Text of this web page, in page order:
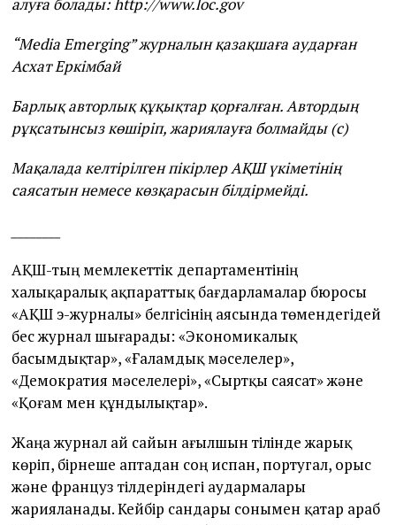
алуға болады:http://www.loc.gov
“Media Emerging” журналын қазақшаға аударған
Асхат Еркімбай
Барлық авторлық құқықтар қорғалған. Автордың
рұқсатынсыз көшіріп, жариялауға болмайды (с)
Мақалада келтірілген пікірлер АҚШ үкіметінің
саясатын немесе көзқарасын білдірмейді.
АҚШ-тың мемлекеттік департаментінің
халықаралық ақпараттық бағдарламалар бюросы
«АҚШ э-журналы» белгісінің аясында төмендегідей
бес журнал шығарады: «Экономикалық
басымдықтар», «Ғаламдық мәселелер»,
«Демократия мәселелері», «Сыртқы саясат» және
«Қоғам мен құндылықтар».
Жаңа журнал ай сайын ағылшын тілінде жарық
көріп, бірнеше аптадан соң испан, португал, орыс
және француз тілдеріндегі аудармалары
жарияланады. Кейбір сандары сонымен қатар араб